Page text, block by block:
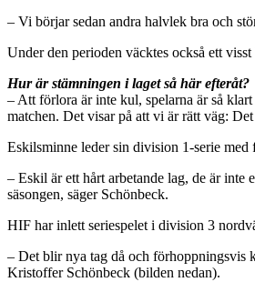
– Vi börjar sedan andra halvlek bra och
Under den perioden väcktes också ett
Hur är stämningen i laget så här efteråt?
– Att förlora är inte kul, spelarna är så
matchen. Det visar på att vi är rätt väg:
Eskilsminne leder sin division 1-serie
– Eskil är ett hårt arbetande lag, de är
säsongen, säger Schönbeck.
HIF har inlett seriespelet i division 3
– Det blir nya tag då och förhoppningsvis
Kristoffer Schönbeck (bilden nedan).